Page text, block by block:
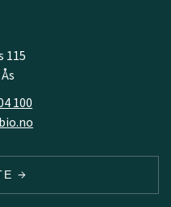
115
100